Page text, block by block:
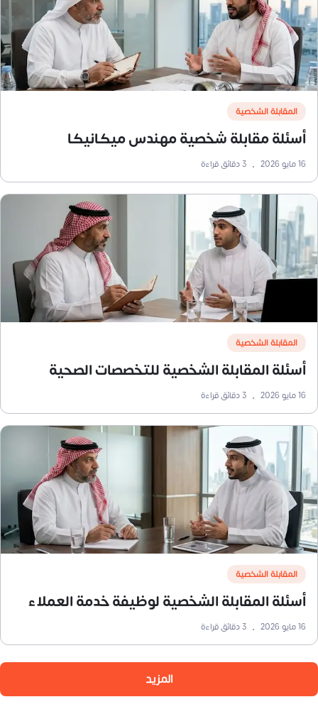
المقابلة الشخصية
أسئلة مقابلة شخصية مهندس ميكانيكا
16 مايو 2026 •
3دقائق قراءة
المقابلة الشخصية
أسئلة المقابلة الشخصية للتخصصات الصحية
16 مايو 2026 •
3دقائق قراءة
المقابلة الشخصية
أسئلة المقابلة الشخصية لوظيفة خدمة العملاء
16 مايو 2026 •
3دقائق قراءة
المزيد